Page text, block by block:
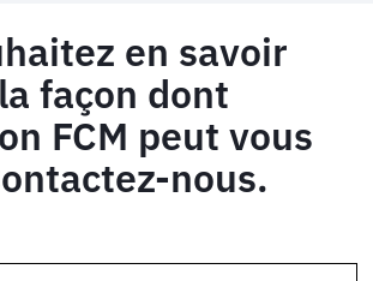
en savoir
façon dont
FCM peut vous
nous.